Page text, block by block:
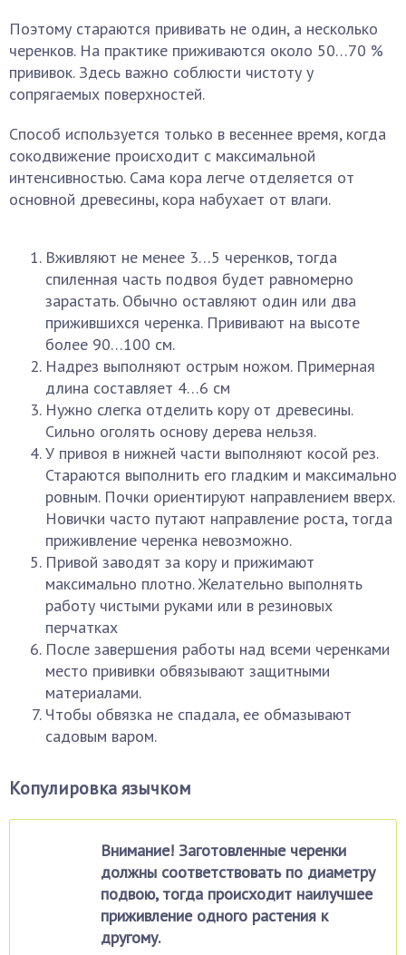
Поэтому стараются прививать не один, а несколько
черенков. На практике приживаются около 50…70 %
прививок. Здесь важно соблюсти чистоту у
сопрягаемых поверхностей.
Способ используется только в весеннее время, когда
сокодвижение происходит с максимальной
интенсивностью. Сама кора легче отделяется от
основной древесины, кора набухает от влаги.
Вживляют не менее 3…5 черенков, тогда
спиленная часть подвоя будет равномерно
зарастать. Обычно оставляют один или два
прижившихся черенка. Прививают на высоте
более 90…100 см.
Надрез выполняют острым ножом. Примерная
длина составляет 4…6 см
Нужно слегка отделить кору от древесины.
Сильно оголять основу дерева нельзя.
У привоя в нижней части выполняют косой рез.
Стараются выполнить его гладким и максимально
ровным. Почки ориентируют направлением вверх.
Новички часто путают направление роста, тогда
приживление черенка невозможно.
Привой заводят за кору и прижимают
максимально плотно. Желательно выполнять
работу чистыми руками или в резиновых
перчатках
После завершения работы над всеми черенками
место прививки обвязывают защитными
материалами.
Чтобы обвязка не спадала, ее обмазывают
садовым варом.
Копулировка язычком
Внимание! Заготовленные черенки
должны соответствовать по диаметру
подвою, тогда происходит наилучшее
приживление одного растения к
другому.